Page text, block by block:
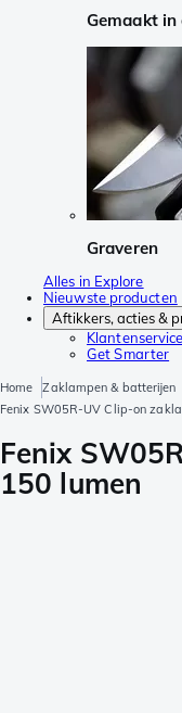
Gemaakt in
Graveren
Alles in Explore
Nieuwste producten
Aftikkers, acties &
Klantenservice
Get Smarter
Home Zaklampen & batterijen
Fenix SW05R-UV Clip-on
Fenix
150 lumen